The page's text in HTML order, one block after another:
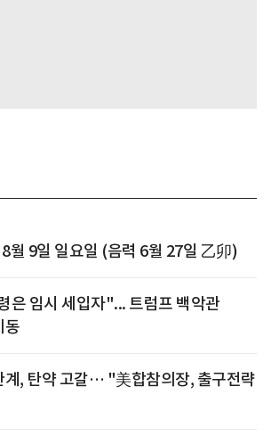
월 9일 일요일 (음력 6월 27일 乙卯)
은 임시 세입자"... 트럼프 백악관
동
계, 탄약 고갈… "美합참의장, 출구전략